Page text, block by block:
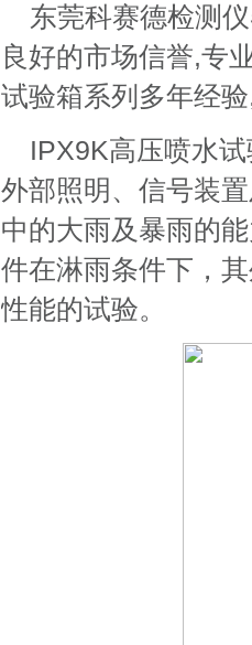
东莞科赛德检测
良好的市场信誉,专
试验箱系列多年经
IPX9K高压喷水
外部照明、信号装
中的大雨及暴雨的
件在淋雨条件下，
性能的试验。